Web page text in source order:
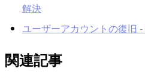
解決
ユーザーアカウントの復旧
関連記事